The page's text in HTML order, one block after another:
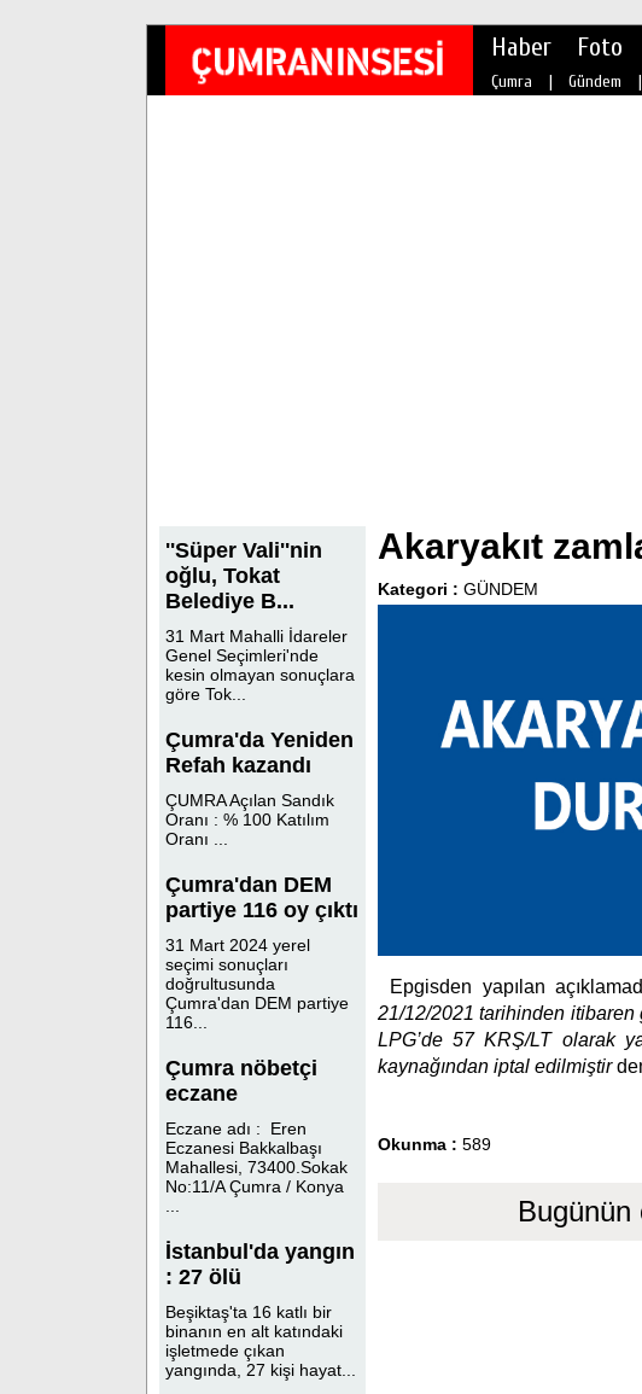
Haber Foto
Çumra | Gündem |
''Süper Vali''nin
oğlu, Tokat
Belediye B...
31 Mart Mahalli İdareler
Genel Seçimleri'nde
kesin olmayan sonuçlara
göre Tok...
Çumra'da Yeniden
Refah kazandı
ÇUMRA Açılan Sandık
Oranı : % 100 Katılım
Oranı ...
Çumra'dan DEM
partiye 116 oy çıktı
31 Mart 2024 yerel
seçimi sonuçları
doğrultusunda
Çumra'dan DEM partiye
116...
Çumra nöbetçi
eczane
Eczane adı : Eren
Eczanesi Bakkalbaşı
Mahallesi, 73400.Sokak
No:11/A Çumra / Konya
İstanbul'da yangın
: 27 ölü
Beşiktaş'ta 16 katlı bir
binanın en alt katındaki
işletmede çıkan
yangında, 27 kişi hayat...
Akaryakıt
Kategori : GÜNDEM
Epgisden yapılan
21/12/2021 tarihinden
LPG’de 57 KRŞ/LT olarak
kaynağından iptal edilmiştir
Okunma : 589
Bugünün